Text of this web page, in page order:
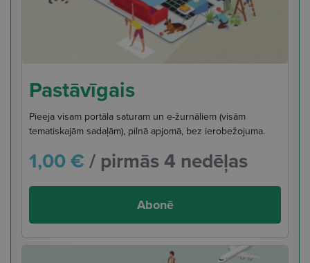
Pastāvīgais
Pieeja visam portāla saturam un e-žurnāliem (visām
tematiskajām sadaļām), pilnā apjomā, bez ierobežojuma.
1,00 €/ pirmās 4 nedēļas
Abonē